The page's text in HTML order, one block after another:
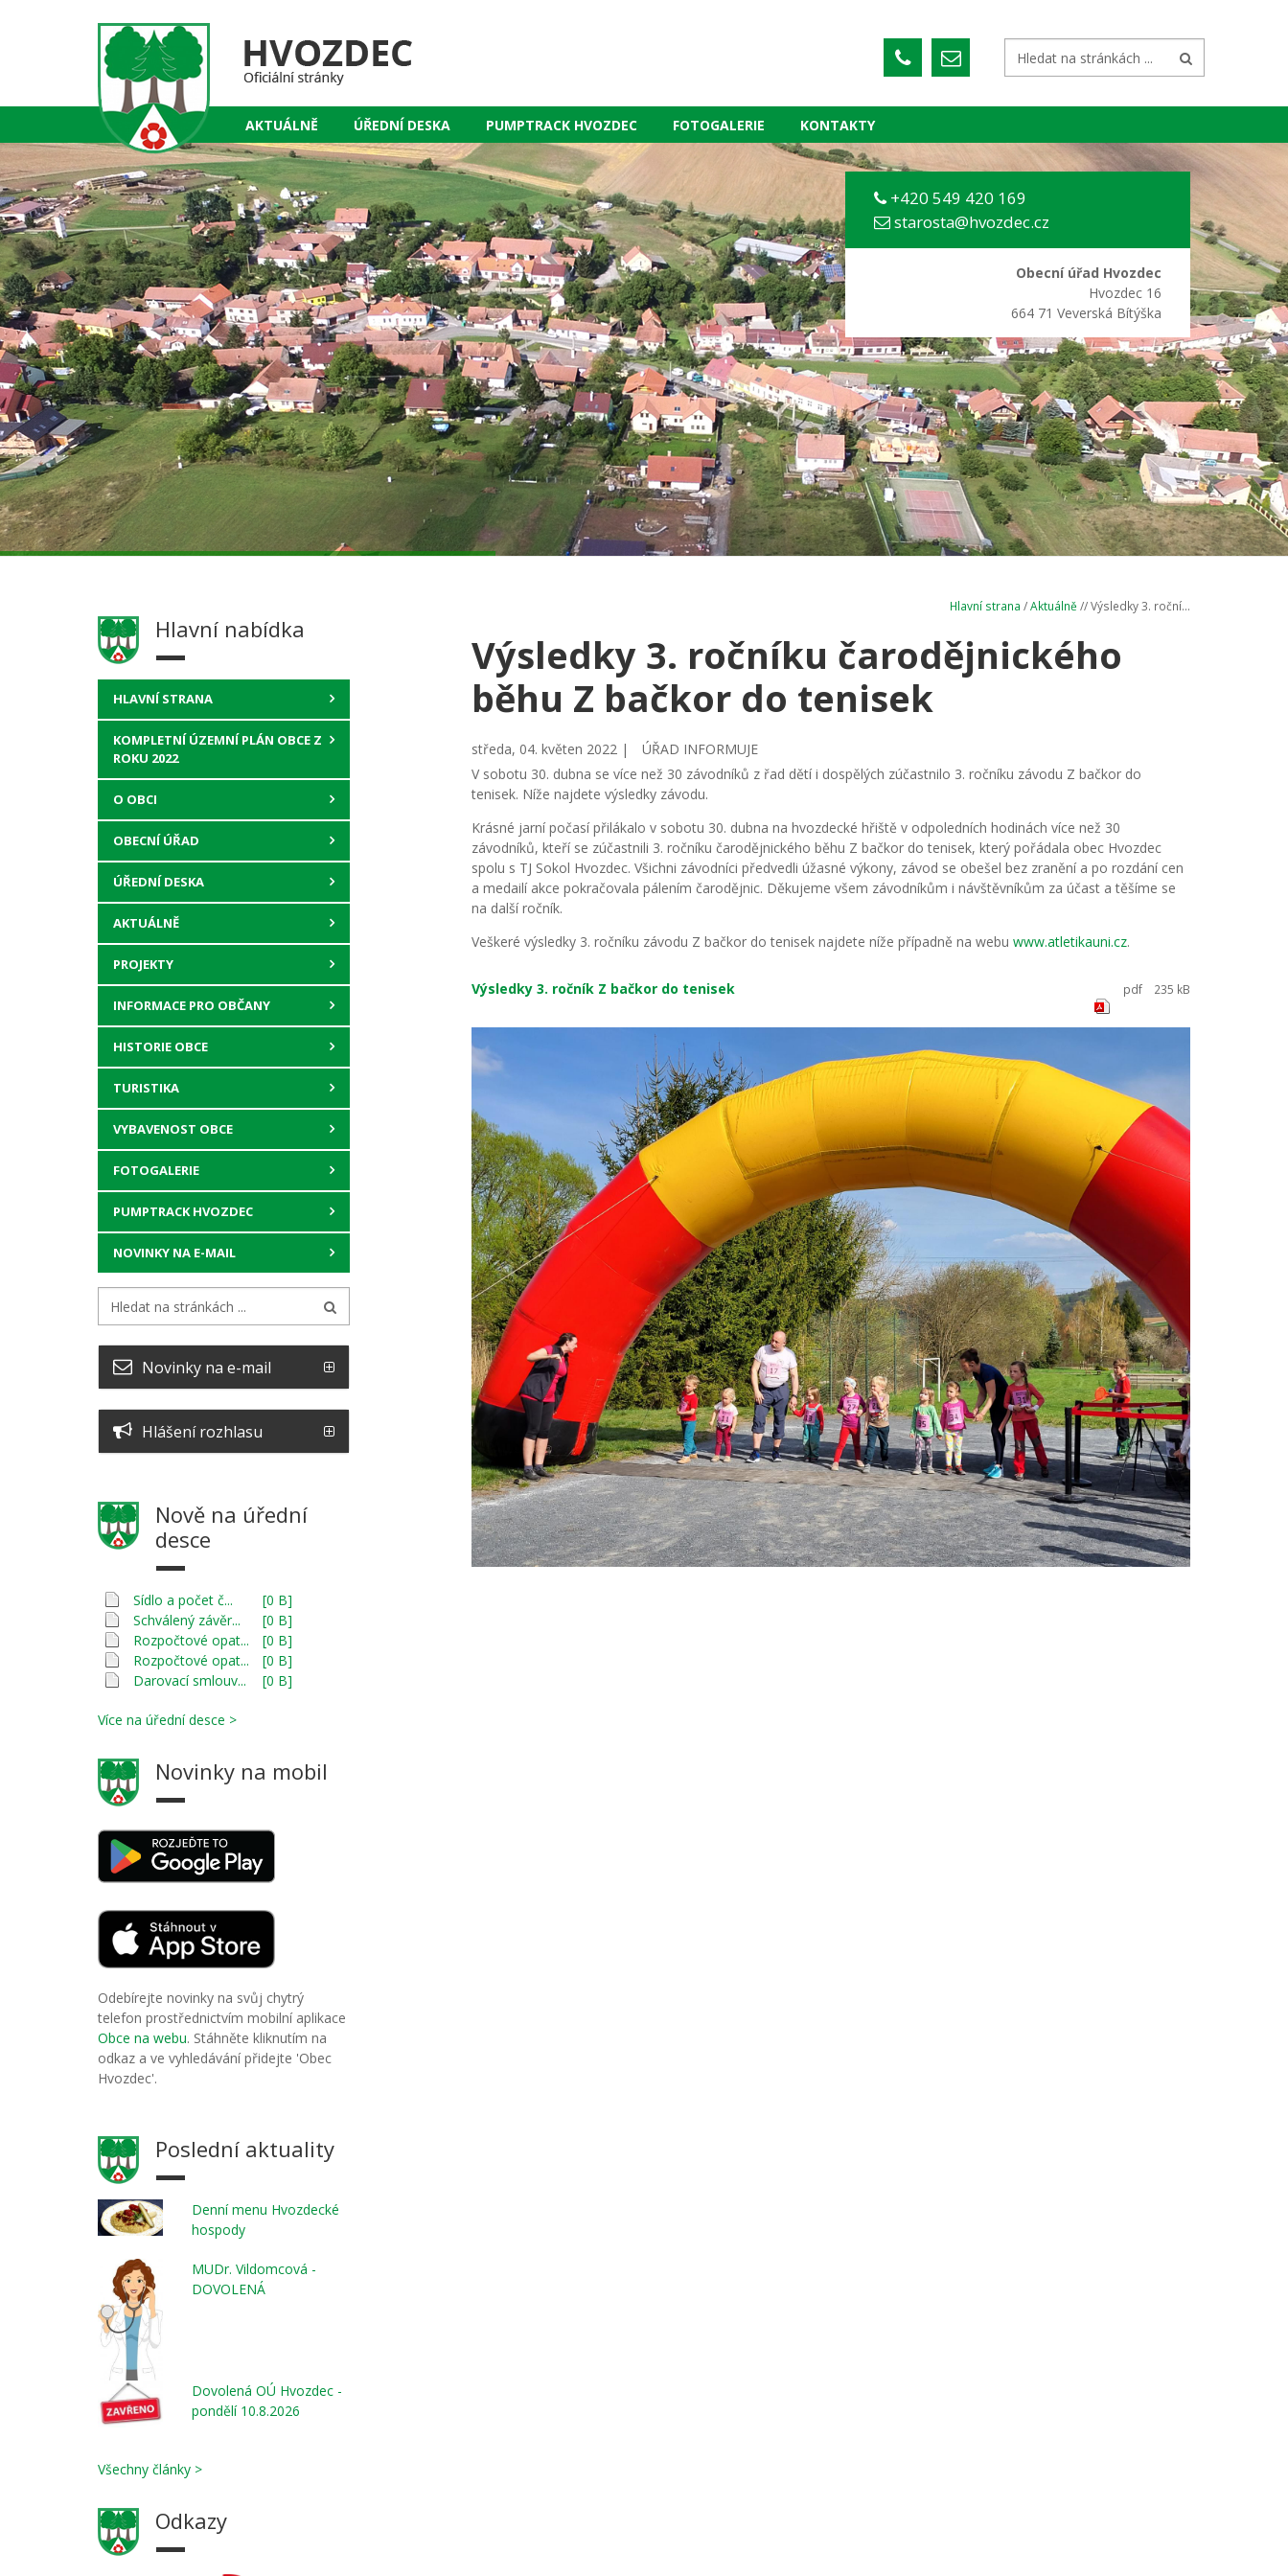
AKTUÁLNĚ ÚŘEDNÍ DESKA PUMPTRACK HVOZDEC FOTOGALERIE KONTAKTY
+420 549 420 169
starosta@hvozdec.cz
Obecní úřad Hvozdec
Hvozdec 16
664 71 Veverská Bítýška
Hlavní nabídka
HLAVNÍ STRANA
KOMPLETNÍ ÚZEMNÍ PLÁN OBCE Z
ROKU 2022
O OBCI
OBECNÍ ÚŘAD
ÚŘEDNÍ DESKA
AKTUÁLNĚ
PROJEKTY
INFORMACE PRO OBČANY
HISTORIE OBCE
TURISTIKA
VYBAVENOST OBCE
FOTOGALERIE
PUMPTRACK HVOZDEC
NOVINKY NA E-MAIL
Novinky na e-mail
Hlášení rozhlasu
Nově na úřední
desce
Sídlo a počet č...
[0 B]
Schválený závěr...
[0 B]
Rozpočtové opat...
[0 B]
Rozpočtové opat...
[0 B]
Darovací smlouv...
[0 B]
Více na úřední desce >
Novinky na mobil
Odebírejte novinky na svůj chytrý
telefon prostřednictvím mobilní aplikace
Obce na webu. Stáhněte kliknutím na
odkaz a ve vyhledávání přidejte 'Obec
Hvozdec'.
Poslední aktuality
Denní menu Hvozdecké
hospody
MUDr. Vildomcová -
DOVOLENÁ
Dovolená OÚ Hvozdec -
pondělí 10.8.2026
Všechny články >
Odkazy
Hlavní strana /Aktuálně // Výsledky 3. roční...
Výsledky 3. ročníku čarodějnického
běhu Z bačkor do tenisek
středa, 04. květen 2022 |
ÚŘAD INFORMUJE
V sobotu 30. dubna se více než 30 závodníků z řad dětí i dospělých zúčastnilo 3. ročníku závodu Z bačkor do
tenisek. Níže najdete výsledky závodu.
Krásné jarní počasí přilákalo v sobotu 30. dubna na hvozdecké hřiště v odpoledních hodinách více než 30
závodníků, kteří se zúčastnili 3. ročníku čarodějnického běhu Z bačkor do tenisek, který pořádala obec Hvozdec
spolu s TJ Sokol Hvozdec. Všichni závodníci předvedli úžasné výkony, závod se obešel bez zranění a po rozdání cen
a medailí akce pokračovala pálením čarodějnic. Děkujeme všem závodníkům i návštěvníkům za účast a těšíme se
na další ročník.
Veškeré výsledky 3. ročníku závodu Z bačkor do tenisek najdete níže případně na webu www.atletikauni.cz.
Výsledky 3. ročník Z bačkor do tenisek pdf 235 kB